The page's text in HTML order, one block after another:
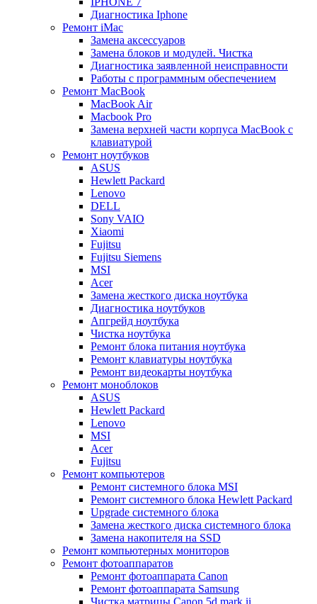
Диагностика Iphone
Ремонт iMac
Замена аксессуаров
Замена блоков и модулей. Чистка
Диагностика заявленной неисправности
Работы с программным обеспечением
Ремонт MacBook
MacBook Air
Macbook Pro
Замена верхней части корпуса MacBook с
клавиатурой
Ремонт ноутбуков
ASUS
Hewlett Packard
Lenovo
DELL
Sony VAIO
Xiaomi
Fujitsu
Fujitsu Siemens
MSI
Acer
Замена жесткого диска ноутбука
Диагностика ноутбуков
Апгрейд ноутбука
Чистка ноутбука
Ремонт блока питания ноутбука
Ремонт клавиатуры ноутбука
Ремонт видеокарты ноутбука
Ремонт моноблоков
ASUS
Hewlett Packard
Lenovo
MSI
Acer
Fujitsu
Ремонт компьютеров
Ремонт системного блока MSI
Ремонт системного блока Hewlett Packard
Upgrade системного блока
Замена жесткого диска системного блока
Замена накопителя на SSD
Ремонт компьютерных мониторов
Ремонт фотоаппаратов
Ремонт фотоаппарата Canon
Ремонт фотоаппарата Samsung
Чистка матрицы Canon 5d mark ii